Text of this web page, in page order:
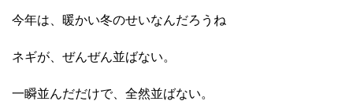
今年は、暖かい冬のせいなんだろうね
ネギが、ぜんぜん並ばない。
一瞬並んだだけで、全然並ばない。